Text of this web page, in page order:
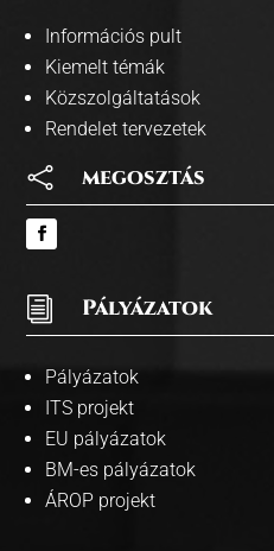
Információs pult
Kiemelt témák
Közszolgáltatások
Rendelet tervezetek
 megosztás
i Pályázatok
Pályázatok
ITS projekt
EU pályázatok
BM-es pályázatok
ÁROP projekt